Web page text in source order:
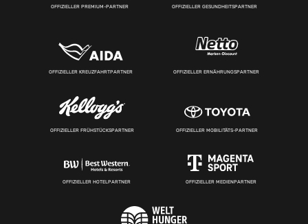
OFFIZIELLER PREMIUM-PARTNER OFFIZIELLER GESUNDHEITSPARTNER
OFFIZIELLER KREUZFAHRTPARTNER OFFIZIELLER ERNÄHRUNGSPARTNER
OFFIZIELLER FRÜHSTÜCKSPARTNER OFFIZIELLER MOBILITÄTS-PARTNER
OFFIZIELLER HOTELPARTNER OFFIZIELLER MEDIENPARTNER